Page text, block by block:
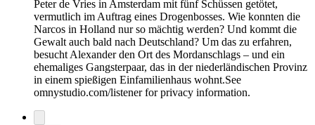
Peter de Vries in Amsterdam mit fünf Schüssen getötet,
vermutlich im Auftrag eines Drogenbosses. Wie konnten die
Narcos in Holland nur so mächtig werden? Und kommt die
Gewalt auch bald nach Deutschland? Um das zu erfahren,
besucht Alexander den Ort des Mordanschlags – und ein
ehemaliges Gangsterpaar, das in der niederländischen Provinz
in einem spießigen Einfamilienhaus wohnt.See
omnystudio.com/listener for privacy information.